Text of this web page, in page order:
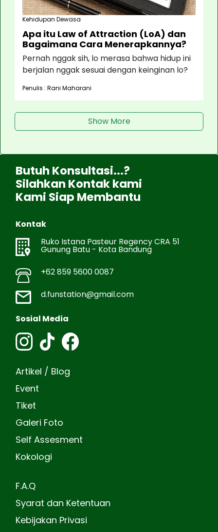
Kehidupan Dewasa
Apa itu Law of Attraction (LoA) dan
Bagaimana Cara Menerapkannya?
Pernah nggak sih, lo merasa bahwa hidup ini
berjalan nggak sesuai dengan keinginan lo?
Penulis : Rani Maharani
Show More
Butuh Konsultasi...?
Silahkan Kontak kami
Kami Siap Membantu
Kontak
Ruko Istana Pasteur Regency CRA 51
Gunung Batu - Kota Bandung
+62 859 5600 0087
d.funstation@gmail.com
Sosial Media
Artikel / Blog
Event
Tiket
Galeri Foto
Self Assesment
Kokologi
F.A.Q
Syarat dan Ketentuan
Kebijakan Privasi